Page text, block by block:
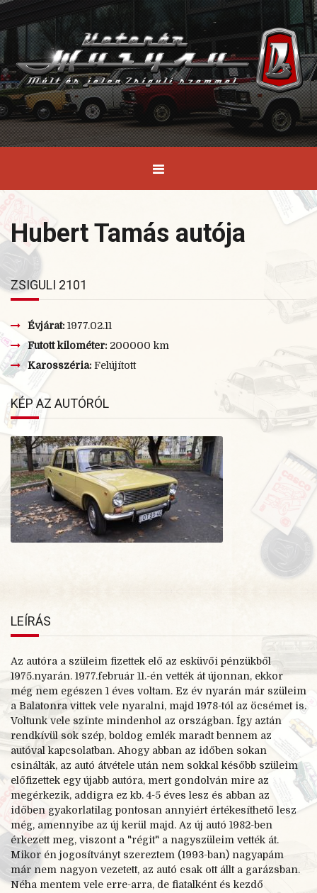
Hubert Tamás autója
ZSIGULI 2101
Évjárat: 1977.02.11
Futott kilométer: 200000 km
Karosszéria: Felújított
KÉP AZ AUTÓRÓL
LEÍRÁS
Az autóra a szüleim fizettek elő az esküvői pénzükből
1975.nyarán. 1977.február 11.-én vették át újonnan, ekkor
még nem egészen 1 éves voltam. Ez év nyarán már szüleim
a Balatonra vittek vele nyaralni, majd 1978-tól az öcsémet is.
Voltunk vele szinte mindenhol az országban. Így aztán
rendkívül sok szép, boldog emlék maradt bennem az
autóval kapcsolatban. Ahogy abban az időben sokan
csinálták, az autó átvétele után nem sokkal később szüleim
előfizettek egy újabb autóra, mert gondolván mire az
megérkezik, addigra ez kb. 4-5 éves lesz és abban az
időben gyakorlatilag pontosan annyiért értékesíthető lesz
még, amennyibe az új kerül majd. Az új autó 1982-ben
érkezett meg, viszont a "régit" a nagyszüleim vették át.
Mikor én jogosítványt szereztem (1993-ban) nagyapám
már nem nagyon vezetett, az autó csak ott állt a garázsban.
Néha mentem vele erre-arra, de fiatalként és kezdő